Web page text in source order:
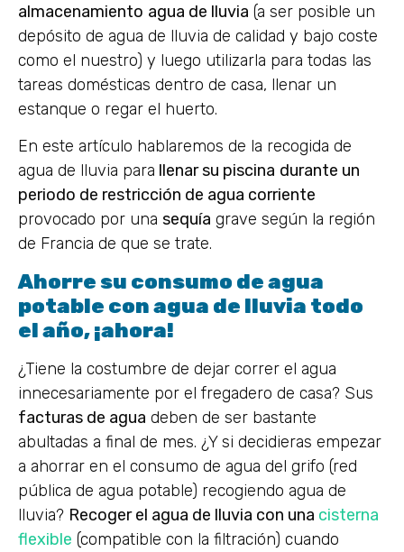
almacenamiento agua de lluvia (a ser posible un
depósito de agua de lluvia de calidad y bajo coste
como el nuestro) y luego utilizarla para todas las
tareas domésticas dentro de casa, llenar un
estanque o regar el huerto.
En este artículo hablaremos de la recogida de
agua de lluvia para llenar su piscina durante un
periodo de restricción de agua corriente
provocado por una sequía grave según la región
de Francia de que se trate.
Ahorre su consumo de agua
potable con agua de lluvia todo
el año, ¡ahora!
¿Tiene la costumbre de dejar correr el agua
innecesariamente por el fregadero de casa? Sus
facturas de agua deben de ser bastante
abultadas a final de mes. ¿Y si decidieras empezar
a ahorrar en el consumo de agua del grifo (red
pública de agua potable) recogiendo agua de
lluvia? Recoger el agua de lluvia con una cisterna
flexible (compatible con la filtración) cuando